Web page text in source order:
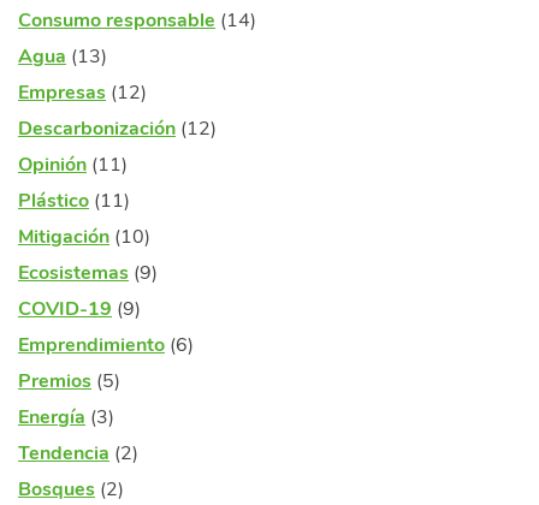
Consumo responsable (14)
Agua (13)
Empresas (12)
Descarbonización (12)
Opinión (11)
Plástico (11)
Mitigación (10)
Ecosistemas (9)
COVID-19 (9)
Emprendimiento (6)
Premios (5)
Energía (3)
Tendencia (2)
Bosques (2)